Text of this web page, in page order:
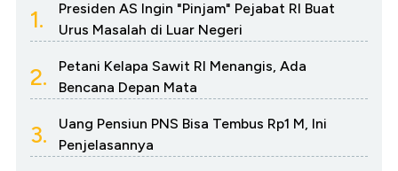
1.
Presiden AS Ingin "Pinjam" Pejabat RI Buat
Urus Masalah di Luar Negeri
2.
Petani Kelapa Sawit RI Menangis, Ada
Bencana Depan Mata
3.
Uang Pensiun PNS Bisa Tembus Rp1 M, Ini
Penjelasannya